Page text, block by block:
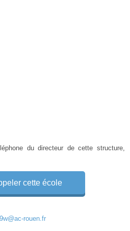
du directeur de cette structure,
cette école
rouen.fr